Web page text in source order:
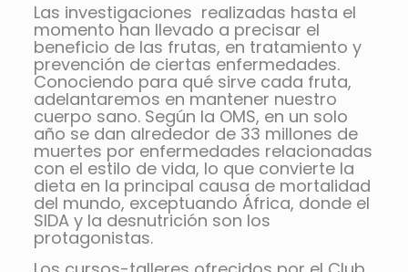
Las investigaciones realizadas hasta el
momento han llevado a precisar el
beneficio de las frutas, en tratamiento y
prevención de ciertas enfermedades.
Conociendo para qué sirve cada fruta,
adelantaremos en mantener nuestro
cuerpo sano. Según la OMS, en un solo
año se dan alrededor de 33 millones de
muertes por enfermedades relacionadas
con el estilo de vida, lo que convierte la
dieta en la principal causa de mortalidad
del mundo, exceptuando África, donde el
SIDA y la desnutrición son los
protagonistas.